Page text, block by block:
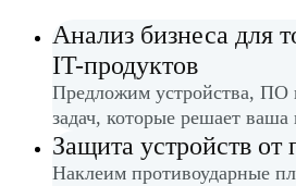
Анализ бизнеса для
IT-продуктов
Предложим устройства, ПО
задач, которые решает ваша
Защита устройств
Наклеим противоударные